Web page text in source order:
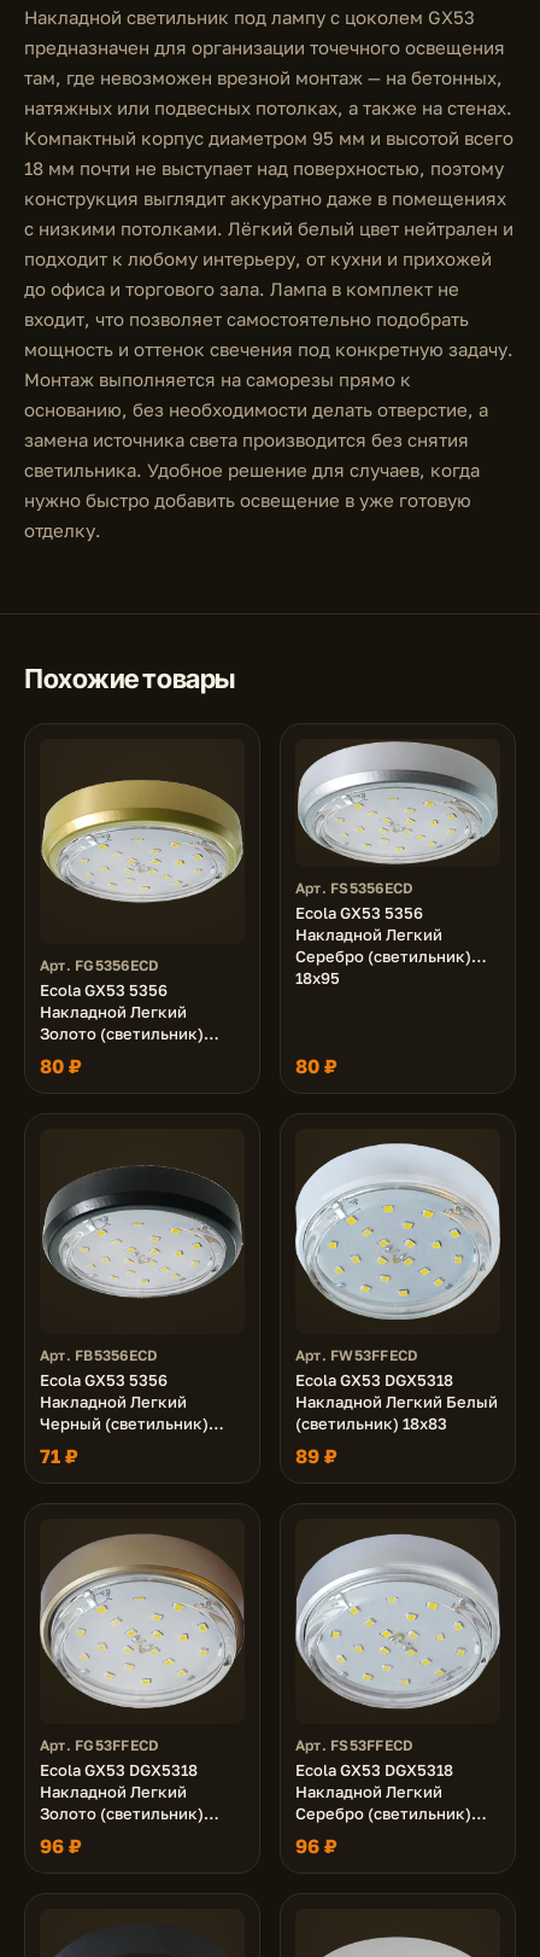
Накладной светильник под лампу с цоколем GX53
предназначен для организации точечного освещения
там, где невозможен врезной монтаж — на бетонных,
натяжных или подвесных потолках, а также на стенах.
Компактный корпус диаметром 95 мм и высотой всего
18 мм почти не выступает над поверхностью, поэтому
конструкция выглядит аккуратно даже в помещениях
с низкими потолками. Лёгкий белый цвет нейтрален и
подходит к любому интерьеру, от кухни и прихожей
до офиса и торгового зала. Лампа в комплект не
входит, что позволяет самостоятельно подобрать
мощность и оттенок свечения под конкретную задачу.
Монтаж выполняется на саморезы прямо к
основанию, без необходимости делать отверстие, а
замена источника света производится без снятия
светильника. Удобное решение для случаев, когда
нужно быстро добавить освещение в уже готовую
отделку.
Похожие товары
Арт. FG5356ECD
Ecola GX53 5356
Накладной Легкий
Золото (светильник)
18x95
80 ₽
Арт. FS5356ECD
Ecola GX53 5356
Накладной Легкий
Серебро (светильник)
18x95
80 ₽
Арт. FB5356ECD
Ecola GX53 5356
Накладной Легкий
Черный (светильник)
18x95
71 ₽
Арт. FW53FFECD
Ecola GX53 DGX5318
Накладной Легкий Белый
(светильник) 18x83
89 ₽
Арт. FG53FFECD
Ecola GX53 DGX5318
Накладной Легкий
Золото (светильник)
18x83
96 ₽
Арт. FS53FFECD
Ecola GX53 DGX5318
Накладной Легкий
Серебро (светильник)
18x83
96 ₽